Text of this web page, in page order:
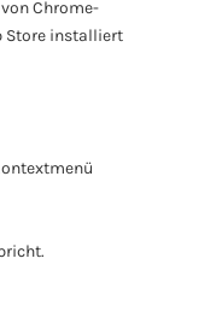
Chrome-
Store installiert